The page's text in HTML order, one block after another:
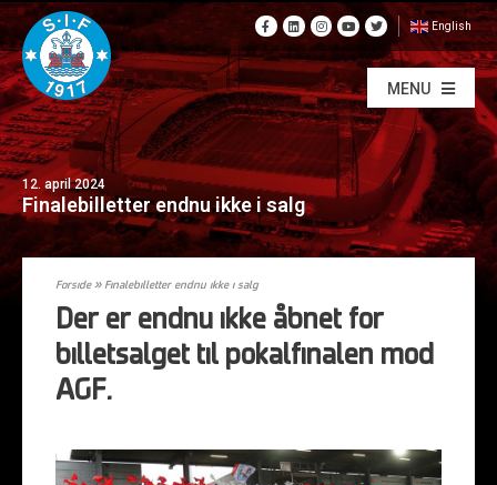
English
MENU
12. april 2024
Finalebilletter endnu ikke i salg
Forside»Finalebilletter endnu ikke i salg
Der er endnu ikke åbnet for
billetsalget til pokalfinalen mod
AGF.